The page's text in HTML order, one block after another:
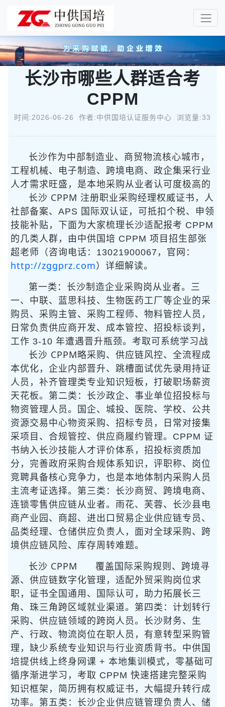
长沙市哪些人群适合考
CPPM
时间:2026-06-26 作者:中供国培认证服务中心 浏览量:33
长沙作为中部制造业、商贸物流核心城市，
工程机械、电子制造、跨境电商、政企集采行业
人才需求旺盛，
长沙 CPPM 注册职业采购经理
是本地采购从业者认可度极高的
权威证书，人
社部备案、APS 国际双认证，可抵扣个税、申领
技能补贴，下面为大家梳理长沙适配报考 CPPM
的几类人群，由中供国培 CPPM 项目招生部张
超老师（咨询电话：13021900067，官网：
http://zggprz.com ）详细解读。
第一类：长沙制造企业采购岗从业者。三
一、中联、蓝思科技、生物医药工厂等企业的采
购员、采购主管、采购工程师、物料管控人员，
日常负责供应商开发、成本管控、招投标谈判，
工作 3-10 年遭遇晋升瓶颈。考取
长沙 CPPM
可系统学习战
略采购、供应链风控、全流程成
本优化，企业内部晋升、跳槽面试优先录用持证
人员，补齐管理类专业知识短板，打破职场薪资
天花板。第二类：长沙政企、事业单位招投标与
物资管理人员。国企、城投、医院、学校、公共
资源交易中心物资采购、招标专员，日常对接集
采项目、合规管控、供应商履约管理。CPPM 证
书纳入长沙技能人才评价体系，招投标资质加
分，完善政府采购合规体系知识，评职称、岗位
竞聘具备核心竞争力，也是本地体制内采购人员
主流考证选择。第三类：长沙商贸、跨境电商、
连锁零售供应链从业者。雨花、芙蓉、长沙县电
商产业园、商超、进出口贸易企业供应链专员、
品类经理、仓储供应负责人，面对全球采购、跨
境供应链风险、库存周转难题。
长沙 CPPM
覆盖国际采购规则、跨境寻
源、供应链数字化管理，适配外贸采购岗位求
职，证书全国通用、国际认可，助力拓展长三
角、珠三角跨区域就业渠道。第四类：计划转行
采购、供应链领域的跨岗人员。长沙财务、生
产、行政、物流岗位在职人员，有意转型采购管
理，缺少系统专业知识与行业资质背书。中供国
培提供线上终身网课 + 本地集训模式，零基础可
循序渐进学习，考取 CPPM 快速搭建完整采购
知识框架，简历拥有权威证书，大幅提升转行成
功率。第五类：长沙企业供应链管理负责人、储